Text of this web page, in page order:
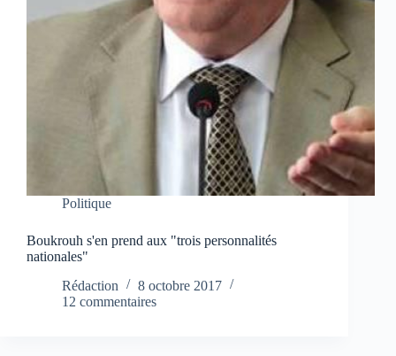
Politique
Boukrouh s'en prend aux "trois personnalités
nationales"
Rédaction
8 octobre 2017
12 commentaires